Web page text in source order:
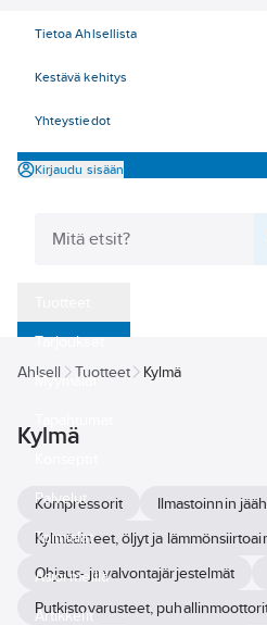
Tietoa Ahlsellista
Kestävä kehitys
Yhteystiedot
Kirjaudu sisään
‎Tarjoukset
Myymälät
Palvelut
Toimialat
Asioi meillä
Artikkelit
Ahlsell Tuotteet Kylmä
Kylmä
Kompressorit Ilmastoinnin
Kylmäaineet, öljyt ja
Ohjaus- ja valvontajärjestelmät
Putkistovarusteet,